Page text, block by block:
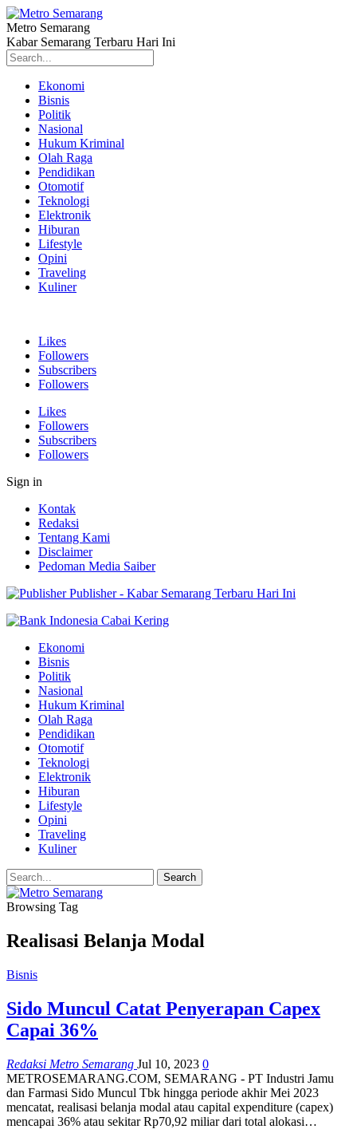
Metro Semarang
Kabar Semarang Terbaru Hari Ini
Ekonomi
Bisnis
Politik
Nasional
Hukum Kriminal
Olah Raga
Pendidikan
Otomotif
Teknologi
Elektronik
Hiburan
Lifestyle
Opini
Traveling
Kuliner
Likes
Followers
Subscribers
Followers
Likes
Followers
Subscribers
Followers
Sign in
Kontak
Redaksi
Tentang Kami
Disclaimer
Pedoman Media Saiber
Publisher - Kabar Semarang Terbaru Hari Ini
Ekonomi
Bisnis
Politik
Nasional
Hukum Kriminal
Olah Raga
Pendidikan
Otomotif
Teknologi
Elektronik
Hiburan
Lifestyle
Opini
Traveling
Kuliner
Browsing Tag
Realisasi Belanja Modal
Bisnis
Sido Muncul Catat Penyerapan Capex
Capai 36%
Redaksi Metro Semarang Jul 10, 2023 0
METROSEMARANG.COM, SEMARANG - PT Industri Jamu
dan Farmasi Sido Muncul Tbk hingga periode akhir Mei 2023
mencatat, realisasi belanja modal atau capital expenditure (capex)
mencapai 36% atau sekitar Rp70,92 miliar dari total alokasi…